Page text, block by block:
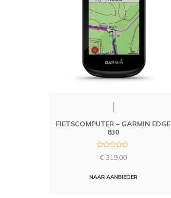
FIETSCOMPUTER – GARMIN EDGE
830
a
d
€ 319,00
NAAR AANBIEDER